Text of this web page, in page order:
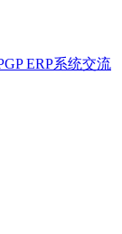
ERP系统交流